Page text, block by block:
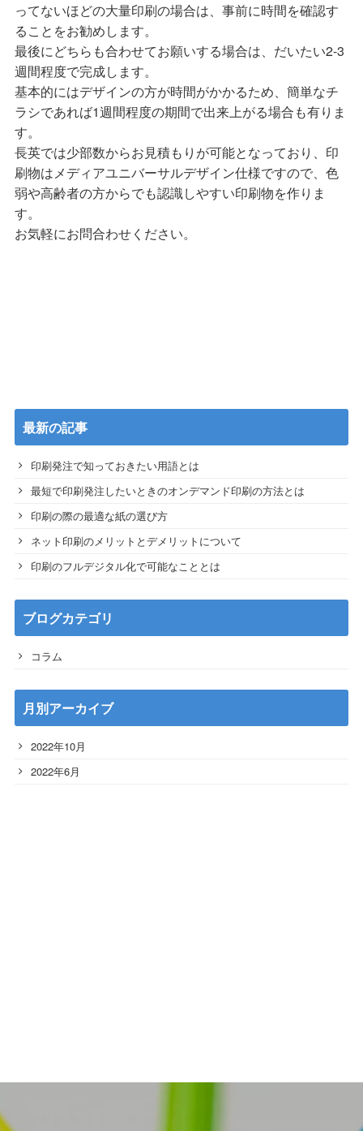
ってないほどの大量印刷の場合は、事前に時間を確認す
ることをお勧めします。
最後にどちらも合わせてお願いする場合は、だいたい2-3
週間程度で完成します。
基本的にはデザインの方が時間がかかるため、簡単なチ
ラシであれば1週間程度の期間で出来上がる場合も有りま
す。
長英では少部数からお見積もりが可能となっており、印
刷物はメディアユニバーサルデザイン仕様ですので、色
弱や高齢者の方からでも認識しやすい印刷物を作りま
す。
お気軽にお問合わせください。
最新の記事
印刷発注で知っておきたい用語とは
最短で印刷発注したいときのオンデマンド印刷の方法とは
印刷の際の最適な紙の選び方
ネット印刷のメリットとデメリットについて
印刷のフルデジタル化で可能なこととは
ブログカテゴリ
コラム
月別アーカイブ
2022年10月
2022年6月